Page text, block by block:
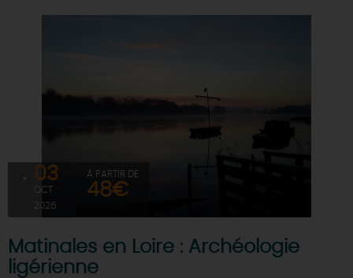
CETTE SEMAINE
03
OCT
2026
À PARTIR DE
48€
Matinales en Loire : Archéologie
ligérienne